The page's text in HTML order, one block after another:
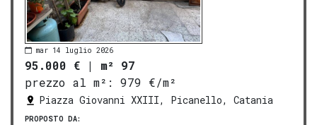
mar 14 luglio 2026
95.000 € | m² 97
prezzo al m²:
979 €/m²
Piazza Giovanni XXIII, Picanello, Catania
PROPOSTO DA: